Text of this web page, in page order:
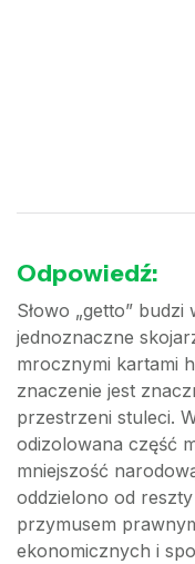
Odpowiedź:
Słowo „getto”
jednoznaczne
mrocznymi kartami
znaczenie jest
przestrzeni stuleci.
odizolowana część
mniejszość
oddzielono od
przymusem
ekonomicznych i